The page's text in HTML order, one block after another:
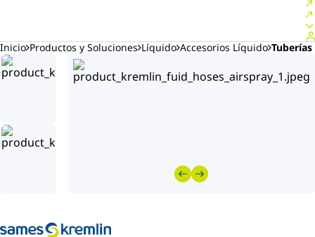
Inicio Productos y Soluciones Líquido Accesorios Líquido